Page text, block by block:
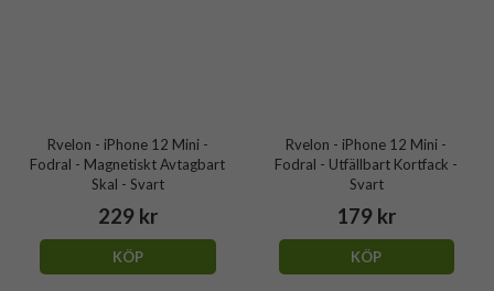
Rvelon - iPhone 12 Mini -
Fodral - Magnetiskt Avtagbart
Skal - Svart
229 kr
KÖP
Rvelon - iPhone 12 Mini -
Fodral - Utfällbart Kortfack -
Svart
179 kr
KÖP